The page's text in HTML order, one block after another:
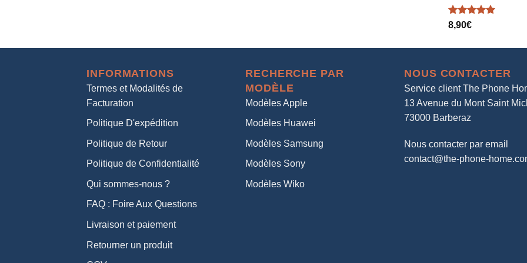
Note5.00
sur 5
8,90€
INFORMATIONS
Termes et Modalités de
Facturation
Politique D'expédition
Politique de Retour
Politique de Confidentialité
Qui sommes-nous ?
FAQ : Foire Aux Questions
Livraison et paiement
Retourner un produit
RECHERCHE PAR
MODÈLE
Modèles Apple
Modèles Huawei
Modèles Samsung
Modèles Sony
Modèles Wiko
NOUS CONTACTER
Service client The Phone
13 Avenue du Mont Saint
73000 Barberaz
Nous contacter par email
contact@the-phone-